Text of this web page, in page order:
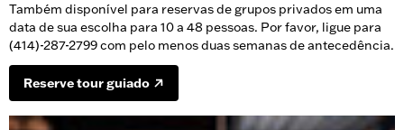
Também disponível para reservas de grupos privados em uma
data de sua escolha para 10 a 48 pessoas. Por favor, ligue para
(414)-287-2799 com pelo menos duas semanas de antecedência.
Reserve tour guiado